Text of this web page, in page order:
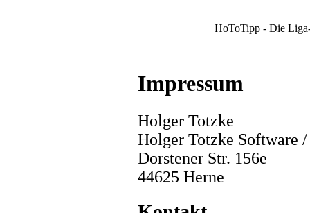
HoToTipp - Die
Impressum
Holger Totzke
Holger Totzke Software
Dorstener Str. 156e
44625 Herne